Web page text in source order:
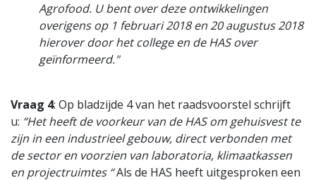
Agrofood. U bent over deze ontwikkelingen
overigens op 1 februari 2018 en 20 augustus 2018
hierover door het college en de HAS over
geïnformeerd."
Vraag 4: Op bladzijde 4 van het raadsvoorstel schrijft
u: “Het heeft de voorkeur van de HAS om gehuisvest te
zijn in een industrieel gebouw, direct verbonden met
de sector en voorzien van laboratoria, klimaatkassen
en projectruimtes “Als de HAS heeft uitgesproken een